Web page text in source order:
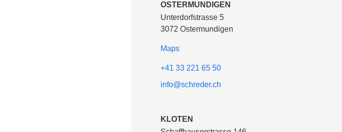
OSTERMUNDIGEN
Unterdorfstrasse 5
3072 Ostermundigen
Maps
+41 33 221 65 50
info@schreder.ch
KLOTEN